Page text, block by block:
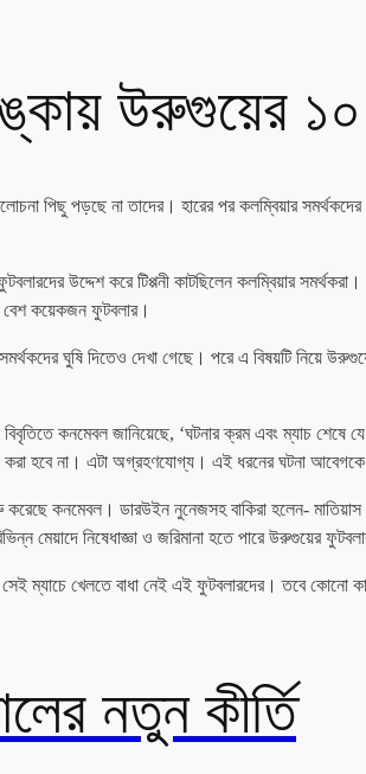
উরুগুয়ের
পিছু পড়ছে না তাদের। হারের পর কলম্বিয়ার
উদ্দেশ করে টিপ্পনী কাটছিলেন কলম্বিয়ার
বেশ কয়েকজন ফুটবলার।
ঘুষি দিতেও দেখা গেছে। পরে এ বিষয়টি নিয়ে উরুগুয়ে
বিবৃতিতে কনমেবল জানিয়েছে, ‘ঘটনার ক্রম এবং ম্যাচ
হবে না। এটা অগ্রহণযোগ্য। এই ধরনের ঘটনা
কনমেবল। ডারউইন নুনেজসহ বাকিরা হলেন- মাতিয়াস
মেয়াদে নিষেধাজ্ঞা ও জরিমানা হতে পারে উরুগুয়ের
ম্যাচে খেলতে বাধা নেই এই ফুটবলারদের। তবে কোনো
নতুন কীর্তি